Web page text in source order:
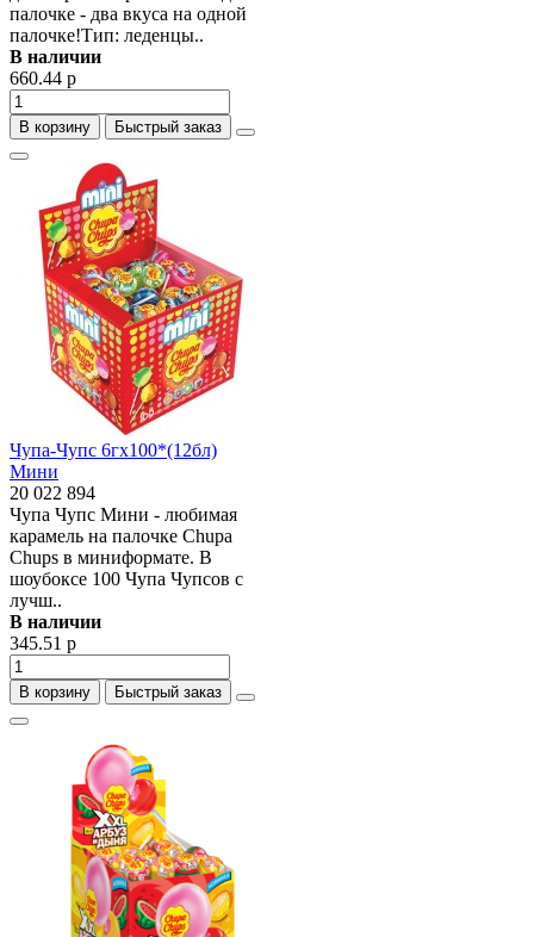
палочке - два вкуса на одной
палочке!Тип: леденцы..
В наличии
660.44 р
В корзину Быстрый заказ
Чупа-Чупс 6гх100*(12бл)
Мини
20 022 894
Чупа Чупс Мини - любимая
карамель на палочке Chupa
Chups в миниформате. В
шоубоксе 100 Чупа Чупсов с
лучш..
В наличии
345.51 р
В корзину Быстрый заказ